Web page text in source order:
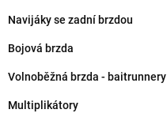
Navijáky se zadní brzdou
Bojová brzda
Volnoběžná brzda - baitrunnery
Multiplikátory